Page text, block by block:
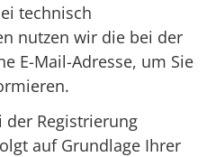
technisch
nutzen wir die bei der
E-Mail-Adresse, um Sie
der Registrierung
auf Grundlage Ihrer